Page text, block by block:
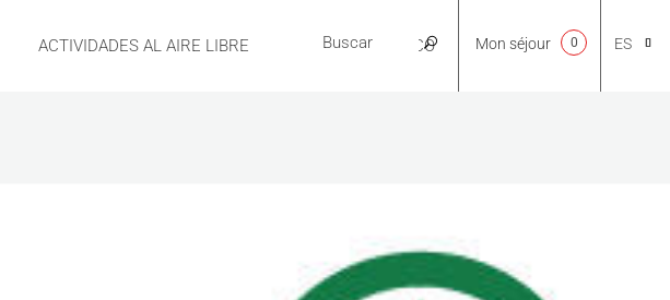
ACTIVIDADES AL AIRE LIBRE PRÁCTICO ES
Mon séjour 0